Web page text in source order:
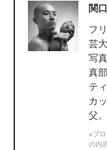
関
フ
芸
写
真
テ
カ
父
※プ
の内